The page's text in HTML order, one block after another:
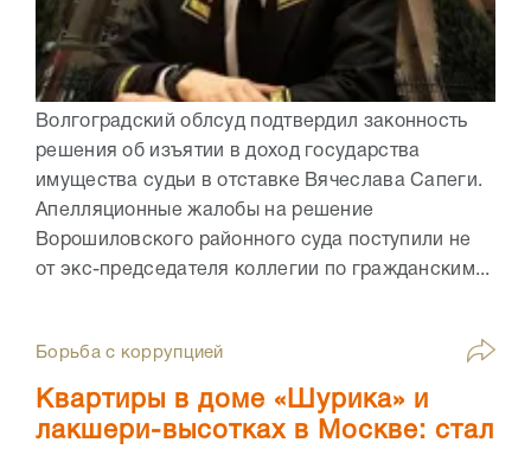
Волгоградский облсуд подтвердил законность
решения об изъятии в доход государства
имущества судьи в отставке Вячеслава Сапеги.
Апелляционные жалобы на решение
Ворошиловского районного суда поступили не
от экс-председателя коллегии по гражданским...
Борьба с коррупцией
Квартиры в доме «Шурика» и
лакшери-высотках в Москве: стал